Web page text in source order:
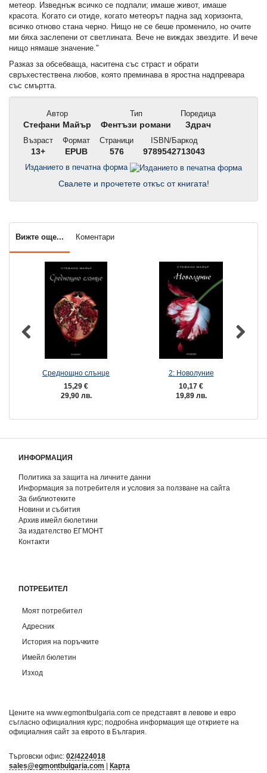
метеор. Изведнъж всичко се подпали; имаше живот, имаше
красота. Когато си отиде, когато метеорът падна зад хоризонта,
всичко отново стана черно. Нищо не се беше променило, но очите
ми бяха заслепени от светлината. Вече не виждах звездите. И вече
нищо нямаше значение."
Разказ за обсебваща, наситена със страст и обрати
свръхестествена любов, която преминава в яростна надпревара
със смъртта.
Автор
Стефани Майър
Тип
Фентъзи романи
Поредица
Здрач
Възраст
13+
Формат
EPUB
Страници
576
ISBN/Баркод
9789542713043
Изданието в печатна форма
Свалете и прочетете откъс от книгата!
Вижте още... Коментари
Среднощно слънце
15,29 €
29,90 лв.
2: Новолуние
10,17 €
19,89 лв.
ИНФОРМАЦИЯ
Политика за защита на личните данни
Информация за потребителя и условия за ползване на сайта
За библиотеките
Новини и събития
Архив имейл бюлетини
За издателство ЕГМОНТ
Контакти
ПОТРЕБИТЕЛ
Моят потребител
Адресник
История на поръчките
Имейл бюлетин
Изход
Цените на www.egmontbulgaria.com се представят в левове и евро
съгласно официалния курс; подробна информация ще откриете на
официалния сайт за еврото в България
Търговски офис: 02/4224018
sales@egmontbulgaria.com | Карта